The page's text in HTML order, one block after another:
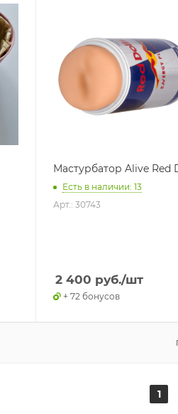
Мастурбатор Alive Red
Есть в наличии: 13
Арт.: 30743
2 400 руб./шт
+ 72 бонусов
1